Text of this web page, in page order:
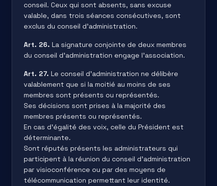
conseil. Ceux qui sont absents, sans excuse
valable, dans trois séances consécutives, sont
exclus du conseil d’administration.
Art. 26. La signature conjointe de deux membres
du conseil d’administration engage l’association.
Art. 27. Le conseil d’administration ne délibère
valablement que si la moitié au moins de ses
membres sont présents ou représentés.
Ses décisions sont prises à la majorité des
membres présents ou représentés.
En cas d'égalité des voix, celle du Président est
déterminante.
Sont réputés présents les administrateurs qui
participent à la réunion du conseil d’administration
par visioconférence ou par des moyens de
télécommunication permettant leur identité.